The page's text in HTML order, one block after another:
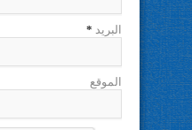
البريد *
الموقع